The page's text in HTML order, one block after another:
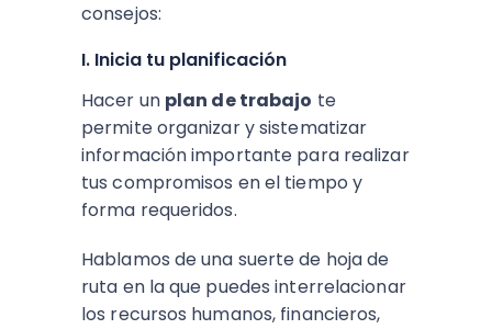
consejos:
I. Inicia tu planificación
Hacer un plan de trabajo te
permite organizar y sistematizar
información importante para realizar
tus compromisos en el tiempo y
forma requeridos.
Hablamos de una suerte de hoja de
ruta en la que puedes interrelacionar
los recursos humanos, financieros,